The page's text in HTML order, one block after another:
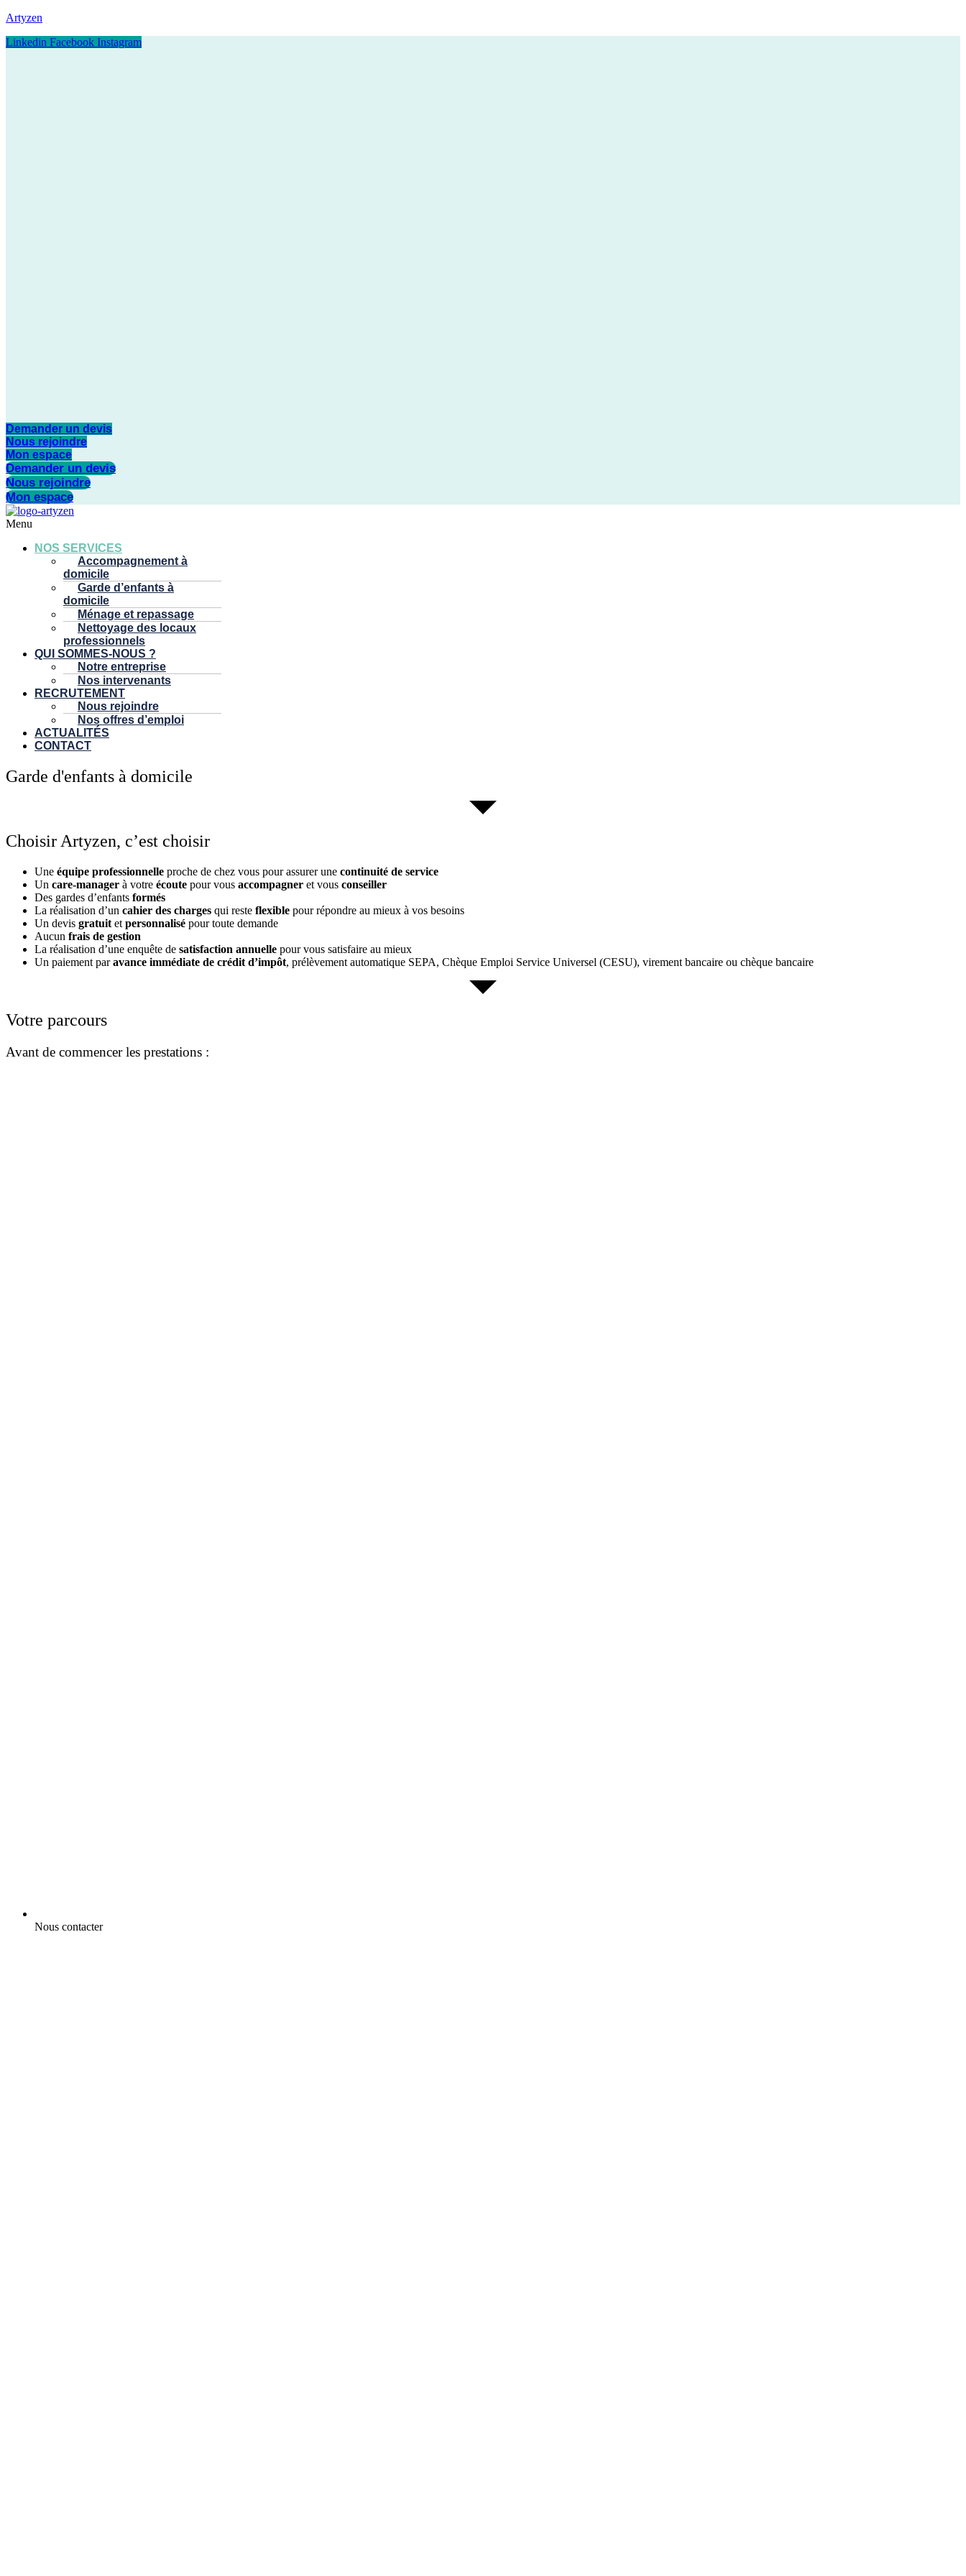
Artyzen
Linkedin Facebook Instagram
Demander un devis
Nous rejoindre
Mon espace
Demander un devis
Nous rejoindre
Mon espace
Menu
NOS SERVICES
Accompagnement à
domicile
Garde d’enfants à
domicile
Ménage et repassage
Nettoyage des locaux
professionnels
QUI SOMMES-NOUS ?
Notre entreprise
Nos intervenants
RECRUTEMENT
Nous rejoindre
Nos offres d’emploi
ACTUALITÉS
CONTACT
Garde d'enfants à domicile
Choisir Artyzen, c’est choisir
Une équipe professionnelle proche de chez vous pour assurer une continuité de service
Un care-manager à votre écoute pour vous accompagner et vous conseiller
Des gardes d’enfants formés
La réalisation d’un cahier des charges qui reste flexible pour répondre au mieux à vos besoins
Un devis gratuit et personnalisé pour toute demande
Aucun frais de gestion
La réalisation d’une enquête de satisfaction annuelle pour vous satisfaire au mieux
Un paiement paravance immédiate de crédit d’impôt, prélèvement automatique SEPA, Chèque Emploi Service Universel (CESU), virement bancaire ou chèque bancaire
Votre parcours
Avant de commencer les prestations :
Nous contacter